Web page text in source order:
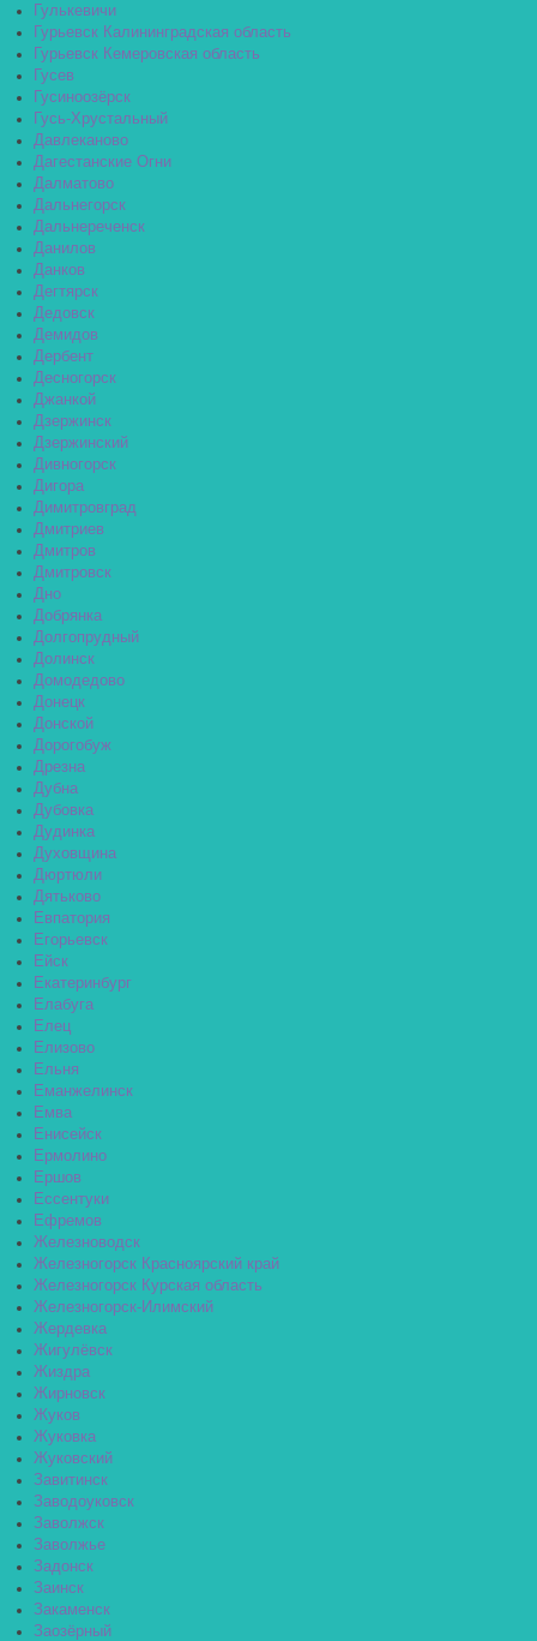
Гулькевичи
Гурьевск Калининградская область
Гурьевск Кемеровская область
Гусев
Гусиноозёрск
Гусь-Хрустальный
Давлеканово
Дагестанские Огни
Далматово
Дальнегорск
Дальнереченск
Данилов
Данков
Дегтярск
Дедовск
Демидов
Дербент
Десногорск
Джанкой
Дзержинск
Дзержинский
Дивногорск
Дигора
Димитровград
Дмитриев
Дмитров
Дмитровск
Дно
Добрянка
Долгопрудный
Долинск
Домодедово
Донецк
Донской
Дорогобуж
Дрезна
Дубна
Дубовка
Дудинка
Духовщина
Дюртюли
Дятьково
Евпатория
Егорьевск
Ейск
Екатеринбург
Елабуга
Елец
Елизово
Ельня
Еманжелинск
Емва
Енисейск
Ермолино
Ершов
Ессентуки
Ефремов
Железноводск
Железногорск Красноярский край
Железногорск Курская область
Железногорск-Илимский
Жердевка
Жигулёвск
Жиздра
Жирновск
Жуков
Жуковка
Жуковский
Завитинск
Заводоуковск
Заволжск
Заволжье
Задонск
Заинск
Закаменск
Заозёрный